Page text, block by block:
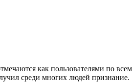
как пользователями по
среди многих людей признание.